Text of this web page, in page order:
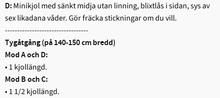
D:Minikjol med sänkt midja utan linning, blixtlås i sidan, sys av
sex likadana våder. Gör fräcka stickningar om du vill.
----------------------------------
Tygåtgång (på 140-150 cm bredd)
Mod A och D:
• 1 kjollängd.
Mod B och C:
• 1 1/2 kjollängd.